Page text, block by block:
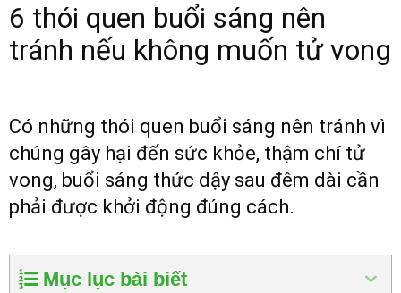
6 thói quen buổi sáng nên
tránh nếu không muốn tử vong
Có những thói quen buổi sáng nên tránh vì
chúng gây hại đến sức khỏe, thậm chí tử
vong, buổi sáng thức dậy sau đêm dài cần
phải được khởi động đúng cách.
Mục lục bài biết